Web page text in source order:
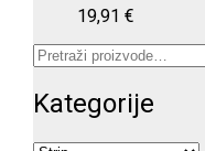
19,91 €
Pretraži:
Kategorije